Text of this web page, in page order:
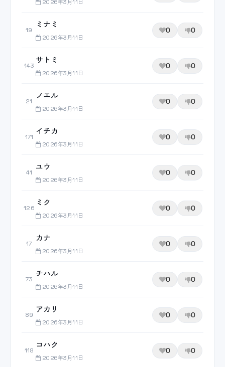
2026年3月11日
19
ミナミ
2026年3月11日
0 0
143
サトミ
2026年3月11日
0 0
21
ノエル
2026年3月11日
0 0
171
イチカ
2026年3月11日
0 0
41
ユウ
2026年3月11日
0 0
126
ミク
2026年3月11日
0 0
17
カナ
2026年3月11日
0 0
73
チハル
2026年3月11日
0 0
89
アカリ
2026年3月11日
0 0
118
コハク
2026年3月11日
0 0